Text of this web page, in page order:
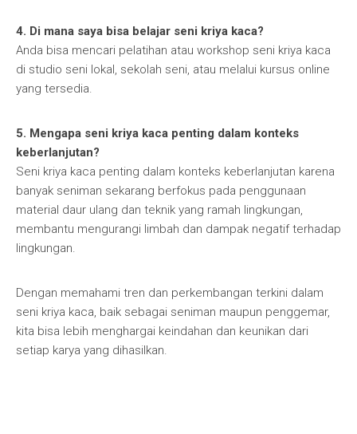
4. Di mana saya bisa belajar seni kriya kaca?
Anda bisa mencari pelatihan atau workshop seni kriya kaca
di studio seni lokal, sekolah seni, atau melalui kursus online
yang tersedia.
5. Mengapa seni kriya kaca penting dalam konteks
keberlanjutan?
Seni kriya kaca penting dalam konteks keberlanjutan karena
banyak seniman sekarang berfokus pada penggunaan
material daur ulang dan teknik yang ramah lingkungan,
membantu mengurangi limbah dan dampak negatif terhadap
lingkungan.
Dengan memahami tren dan perkembangan terkini dalam
seni kriya kaca, baik sebagai seniman maupun penggemar,
kita bisa lebih menghargai keindahan dan keunikan dari
setiap karya yang dihasilkan.